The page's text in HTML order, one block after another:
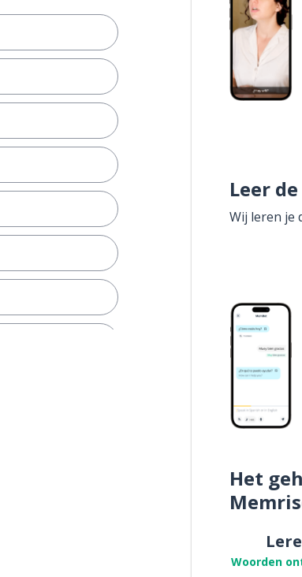
Leer
Wij leren je
Het
Woorden